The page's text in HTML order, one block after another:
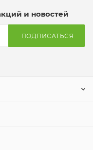
и новостей
ПОДПИСАТЬСЯ